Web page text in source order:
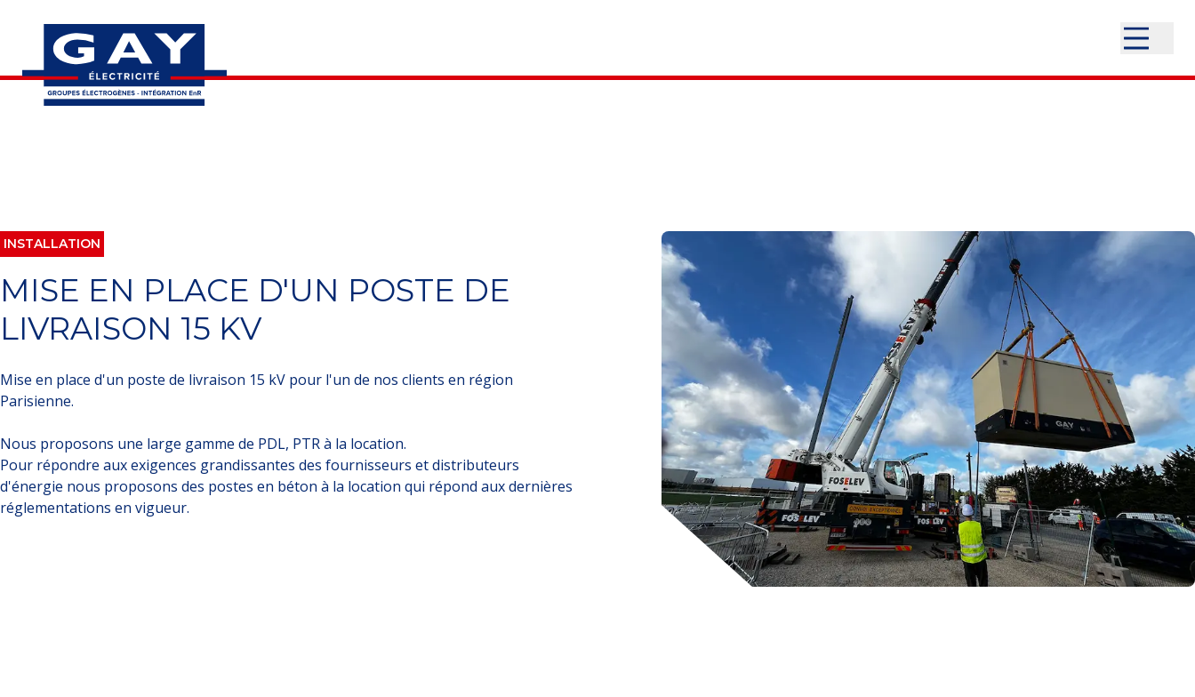
INSTALLATION
MISE EN PLACE D'UN POSTE DE
LIVRAISON 15 KV
Mise en place d'un poste de livraison 15 kV pour l'un de nos clients en région
Parisienne.
Nous proposons une large gamme de PDL, PTR à la location.
Pour répondre aux exigences grandissantes des fournisseurs et distributeurs
d'énergie nous proposons des postes en béton à la location qui répond aux dernières
réglementations en vigueur.